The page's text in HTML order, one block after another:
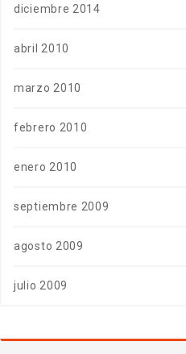
diciembre 2014
abril 2010
marzo 2010
febrero 2010
enero 2010
septiembre 2009
agosto 2009
julio 2009